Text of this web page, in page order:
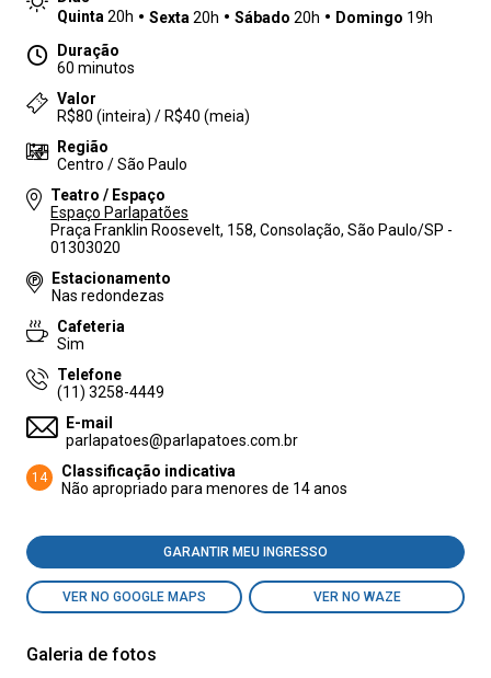
Quinta 20h Sexta 20h Sábado 20h Domingo 19h
Duração
60 minutos
Valor
R$80 (inteira) / R$40 (meia)
Região
Centro / São Paulo
Teatro / Espaço
Espaço Parlapatões
Praça Franklin Roosevelt, 158, Consolação, São Paulo/SP -
01303020
Estacionamento
Nas redondezas
Cafeteria
Sim
Telefone
(11) 3258-4449
E-mail
parlapatoes@parlapatoes.com.br
14
Classificação indicativa
Não apropriado para menores de 14 anos
GARANTIR MEU INGRESSO
VER NO GOOGLE MAPS VER NO WAZE
Galeria de fotos